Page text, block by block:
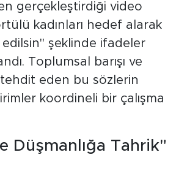
gerçekleştirdiği video
kadınları hedef alarak
edilsin" şeklinde ifadeler
Toplumsal barışı ve
eden bu sözlerin
koordineli bir çalışma
Düşmanlığa Tahrik"